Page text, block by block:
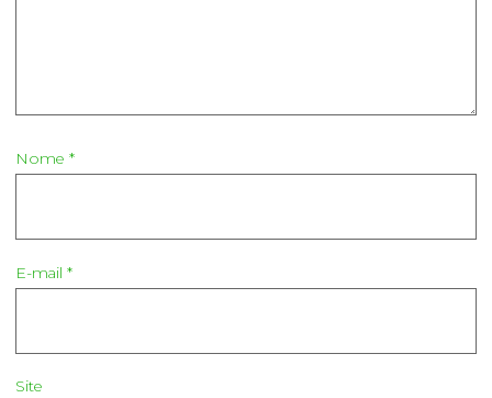
Nome *
E-mail *
Site